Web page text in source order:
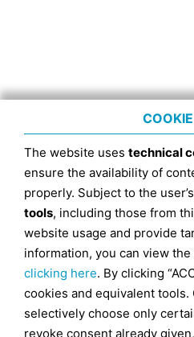
The website uses technical
ensure the availability of
properly. Subject to the
tools, including those from
website usage and provide
information, you can view
clicking here. By clicking
cookies and equivalent tools.
selectively choose only
revoke consent already